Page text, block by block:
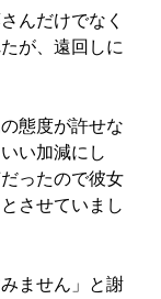
んだけでなく
が、遠回しに
態度が許せな
い加減にし
ったので彼女
させていまし
ません」と謝